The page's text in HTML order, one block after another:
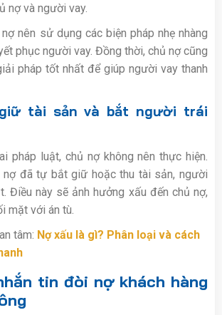
nợ và người vay.
nên sử dụng các biện pháp nhẹ nhàng
phục người vay. Đồng thời, chủ nợ cũng
pháp tốt nhất để giúp người vay thanh
tài sản và bắt người trái
pháp luật, chủ nợ không nên thực hiện.
nợ đã tự bắt giữ hoặc thu tài sản, người
Điều này sẽ ảnh hưởng xấu đến chủ nợ,
mặt với án tù.
tâm: Nợ xấu là gì? Phân loại và cách
tin đòi nợ khách hàng